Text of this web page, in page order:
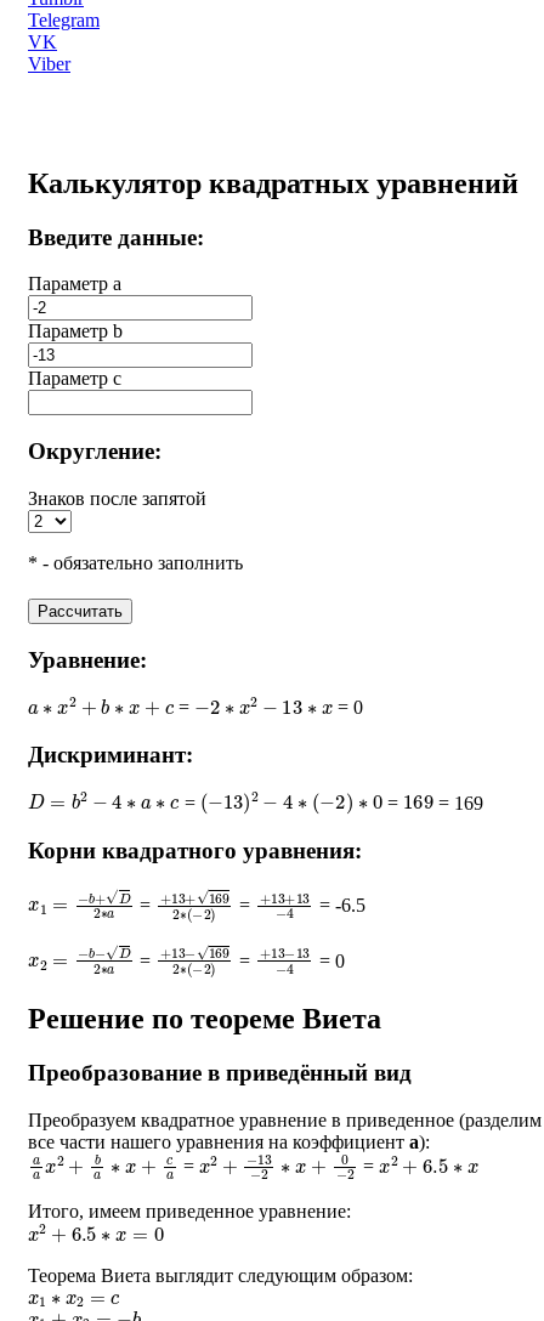
Telegram
VK
Viber
Калькулятор квадратных уравнений
Введите данные:
Параметр a
Параметр b
Параметр с
Округление:
Знаков после запятой
* - обязательно заполнить
Рассчитать
Уравнение:
2 b ∗ = 2∗ 2− 13 ∗ = 0
Дискриминант:
D= 2− a = (− 13)2 ∗ −2 )∗ = 169= 169
Корни квадратного уравнения:
+ D2∗ = + 13 +169 ( −2 )
= + 13 +13 4
= -6.5
b−D2∗ = +13−169 ∗(−2)
= +13−13 4
= 0
Решение по теореме Виета
Преобразование в приведённый вид
Преобразуем квадратное уравнение в приведенное (разделим
все части нашего уравнения на коэффициент a):
aax2+ba∗x+ca = x2+
−13−2∗x+0−2 =x2+6.5∗
Итого, имеем приведенное уравнение:
x2+6.5∗x=0
Теорема Виета выглядит следующим образом:
x1∗x2= c
x1 + x2 =− b